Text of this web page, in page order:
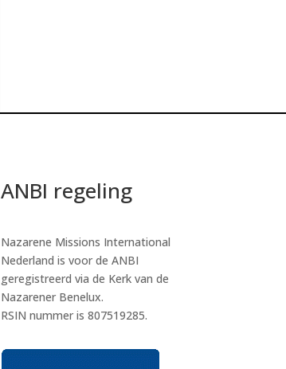
ANBI regeling
Nazarene Missions International
Nederland is voor de ANBI
geregistreerd via de Kerk van de
Nazarener Benelux.
RSIN nummer is 807519285.